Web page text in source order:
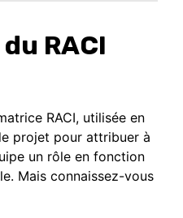
RACI
RACI, utilisée en
projet pour attribuer à
un rôle en fonction
Mais connaissez-vous